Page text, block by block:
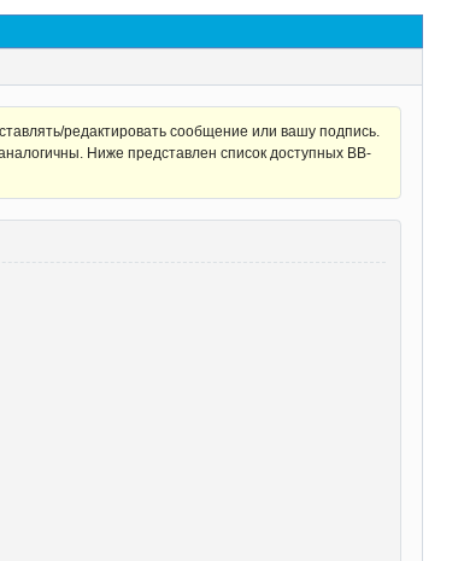
редактировать сообщение или вашу подпись.
Ниже представлен список доступных BB-